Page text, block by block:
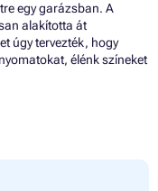
egy garázsban. A
alakította át
úgy tervezték, hogy
élénk színeket